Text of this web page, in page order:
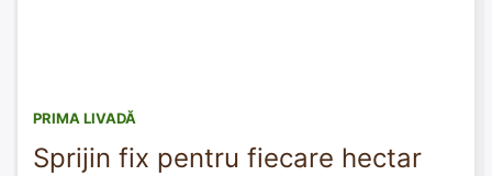
PRIMA LIVADĂ
Sprijin fix pentru fiecare hectar